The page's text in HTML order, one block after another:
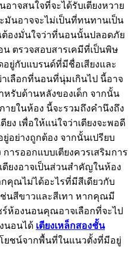
าจสนใจที่จะได้รับเตียงหวาย
มันอาจจะไม่เป็นที่ทนทานเป็น
องมั่นใจว่าที่นอนนั้นปลอดภัย
ตรวจสอบสารเคมีที่เป็นพิษ
ยู่กับแบรนด์ที่มีชื่อเสียงและ
าเลือกที่นอนที่นุ่มเกินไป นี้อาจ
หรับด้านหลังของเด็ก จากนั้น
ยในห้อง นี้จะรวมถึงคำนึงถึง
ง เพื่อให้แน่ใจว่าเตียงจะพอดี
ย่างถูกต้อง จากนั้นเปรียบ
ารออกแบบเตียงควรเสริมการ
ยงอาจเป็นส่วนสำคัญในห้อง
คุณไม่ได้อะไรที่มีสีเดียวกับ
นสีขาวและสีเทา หากคุณมี
ห้องนอนคุณอาจเลือกที่จะไป
นอนได้ เตียงเหล็กสองชั้น
ยชน์จากพื้นที่ในแนวตั้งที่มีอยู่